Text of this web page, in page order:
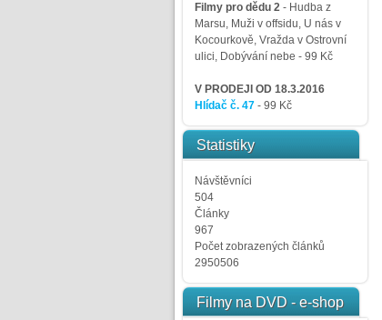
Filmy pro dědu 2- Hudba z
Marsu, Muži v offsidu, U nás v
Kocourkově, Vražda v Ostrovní
ulici, Dobývání nebe - 99 Kč
V PRODEJI OD 18.3.2016
Hlídač č. 47- 99 Kč
Statistiky
Návštěvníci
504
Články
967
Počet zobrazených článků
2950506
Filmy na DVD - e-shop